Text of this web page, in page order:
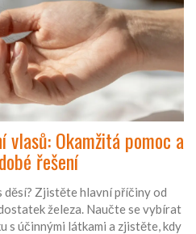
vlasů: Okamžitá pomoc a
řešení
děsí? Zjistěte hlavní příčiny od
železa. Naučte se vybírat
s účinnými látkami a zjistěte, kdy